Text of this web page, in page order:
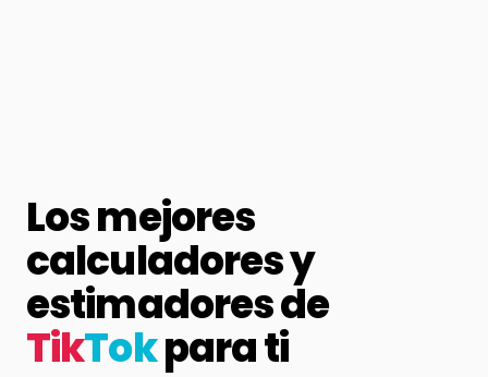
Los mejores
calculadores y
estimadores de
TikTokpara ti